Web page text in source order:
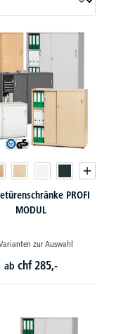
PROFI
MODUL
zur Auswahl
ab chf 285,-